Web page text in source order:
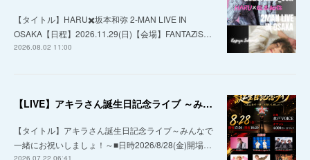
【タイトル】HARU✖️坂本和弥 2-MAN LIVE IN
OSAKA【日程】2026.11.29(日)【会場】FANTAZiS…
2026.08.02 11:00
【LIVE】アキラさん誕生日記念ライブ ～みんなで一緒にお祝いしましょ！～
【タイトル】アキラさん誕生日記念ライブ～みんなで
一緒にお祝いしましょ！～■日時2026/8/28(金)開場…
2026.07.22 06:41